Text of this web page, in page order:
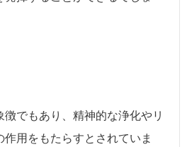
でもあり、精神的な浄化やリ
用をもたらすとされていま